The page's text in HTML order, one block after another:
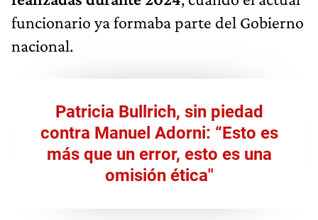
funcionario ya formaba parte del Gobierno
nacional.
Patricia Bullrich, sin piedad
contra Manuel Adorni: “Esto es
más que un error, esto es una
omisión ética"